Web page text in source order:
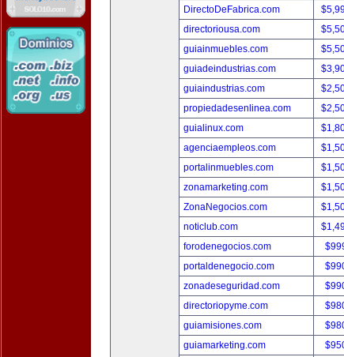
DirectoDeFabrica.com
directoriousa.com
guiainmuebles.com
guiadeindustrias.com
guiaindustrias.com
propiedadesenlinea.com
guialinux.com
agenciaempleos.com
portalinmuebles.com
zonamarketing.com
ZonaNegocios.com
noticlub.com
forodenegocios.com
portaldenegocio.com
zonadeseguridad.com
directoriopyme.com
guiamisiones.com
guiamarketing.com